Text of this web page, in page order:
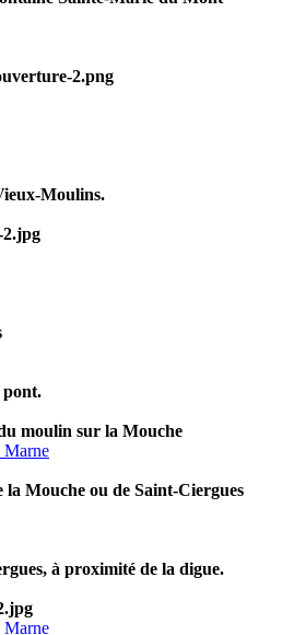
2.png
Moulins.
2.jpg
pont.
moulin sur la Mouche
Marne
la Mouche ou de Saint-Ciergues
à proximité de la digue.
Marne